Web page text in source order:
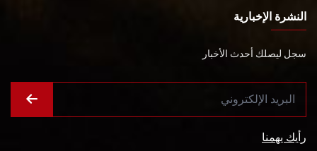
النشرة الإخبارية
سجل ليصلك أحدث الأخبار
رأيك يهمنا